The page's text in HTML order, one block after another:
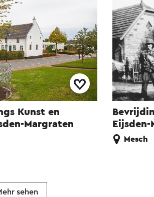
Kunst en
Margraten
Mesch
sehen